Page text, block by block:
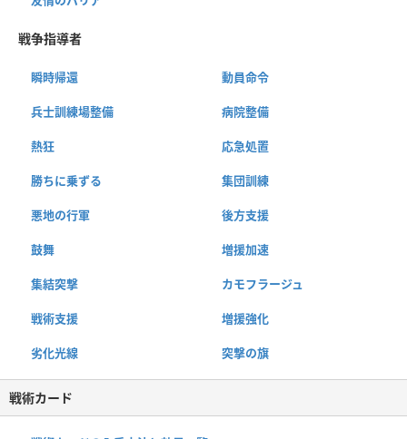
戦争指導者
瞬時帰還 動員命令
兵士訓練場整備 病院整備
熱狂 応急処置
勝ちに乗ずる 集団訓練
悪地の行軍 後方支援
鼓舞 増援加速
集結突撃 カモフラージュ
戦術支援 増援強化
劣化光線 突撃の旗
戦術カード